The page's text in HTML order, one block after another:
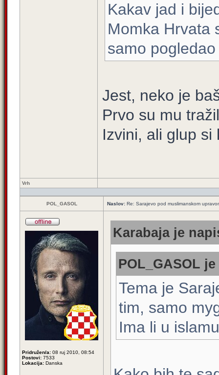
Kakav jad i
Momka Hrvata
samo
Jest, neko je
Prvo su mu
Izvini, ali glup si
Vrh
POL_GASOL Naslov: Re: Sarajevo pod muslimanskom
Pridružen/a: 08 ruj 2010, 08:54
Postovi: 7533
Lokacija: Danska
Karabaja je
POL_GASOL
Tema je
tim, samo
Ima li u